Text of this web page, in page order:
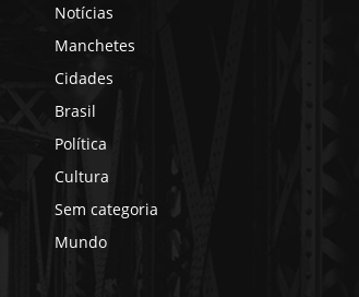
Notícias
Manchetes
Cidades
Brasil
Política
Cultura
Sem categoria
Mundo